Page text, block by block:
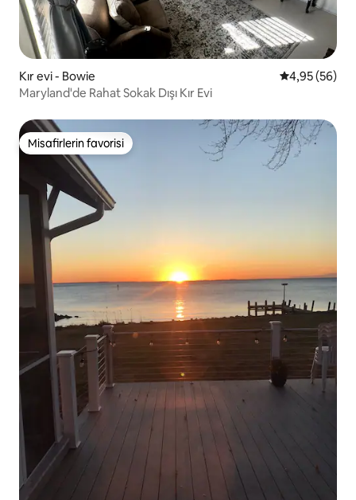
Kır evi - Bowie 5 üzerinden
4,95 (56)
Maryland'de Rahat Sokak Dışı Kır Evi
Misafirlerin favorisi
Misafirlerin favorisi